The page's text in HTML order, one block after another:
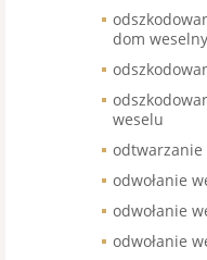
dom weselny
weselu
odtwarzanie
odwołanie
odwołanie
odwołanie